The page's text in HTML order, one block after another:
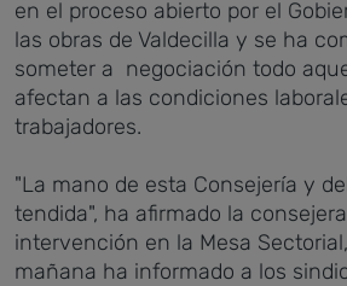
en el proceso abierto por el
las obras de Valdecilla y se ha
someter a negociación todo
afectan a las condiciones
trabajadores.
"La mano de esta Consejería y
tendida", ha afirmado la
intervención en la Mesa
mañana ha informado a los